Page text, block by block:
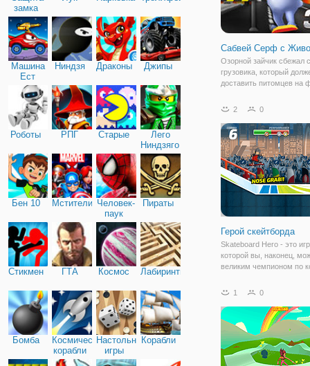
замка
Машина
Ест
Машину
Ниндзя Драконы Джипы
Роботы РПГ Старые
Лего
Ниндзяго
Бен 10 Мстители Человек-
паук
Пираты
Стикмен ГТА Космос Лабиринты
Бомба
Космические
корабли
Настольные
игры
Корабли
Сабвей Серф с
Озорной зайчик сбежал
грузовика, который
доставить питомцев на
Теперь заяц-попрыгун
поджидают разные
Но
2 0
Герой скейтборда
Skateboard Hero - это
которой вы, наконец,
великим чемпионом по
профессиональный
впечатляющие трюки и
совершайте
1 0